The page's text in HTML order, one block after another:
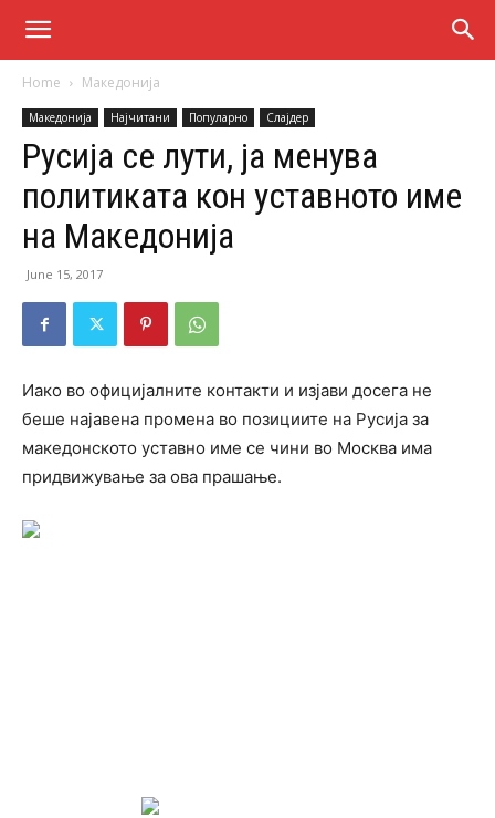
Home Македонија
Македонија Најчитани Популарно Слајдер
Русија се лути, ја менува
политиката кон уставното име
на Македонија
June 15, 2017
Иако во официјалните контакти и изјави досега не
беше најавена промена во позициите на Русија за
македонското уставно име се чини во Москва има
придвижување за ова прашање.